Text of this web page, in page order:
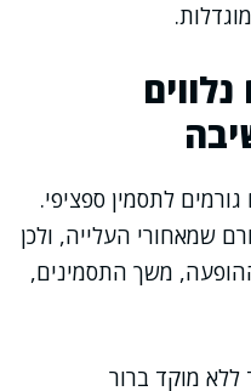
לתסמין ספציפי.
שמאחורי העלייה, ולכן
משך התסמינים,
ללא מוקד ברור